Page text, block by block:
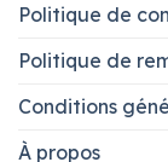
Politique de
Politique de
Conditions
À propos